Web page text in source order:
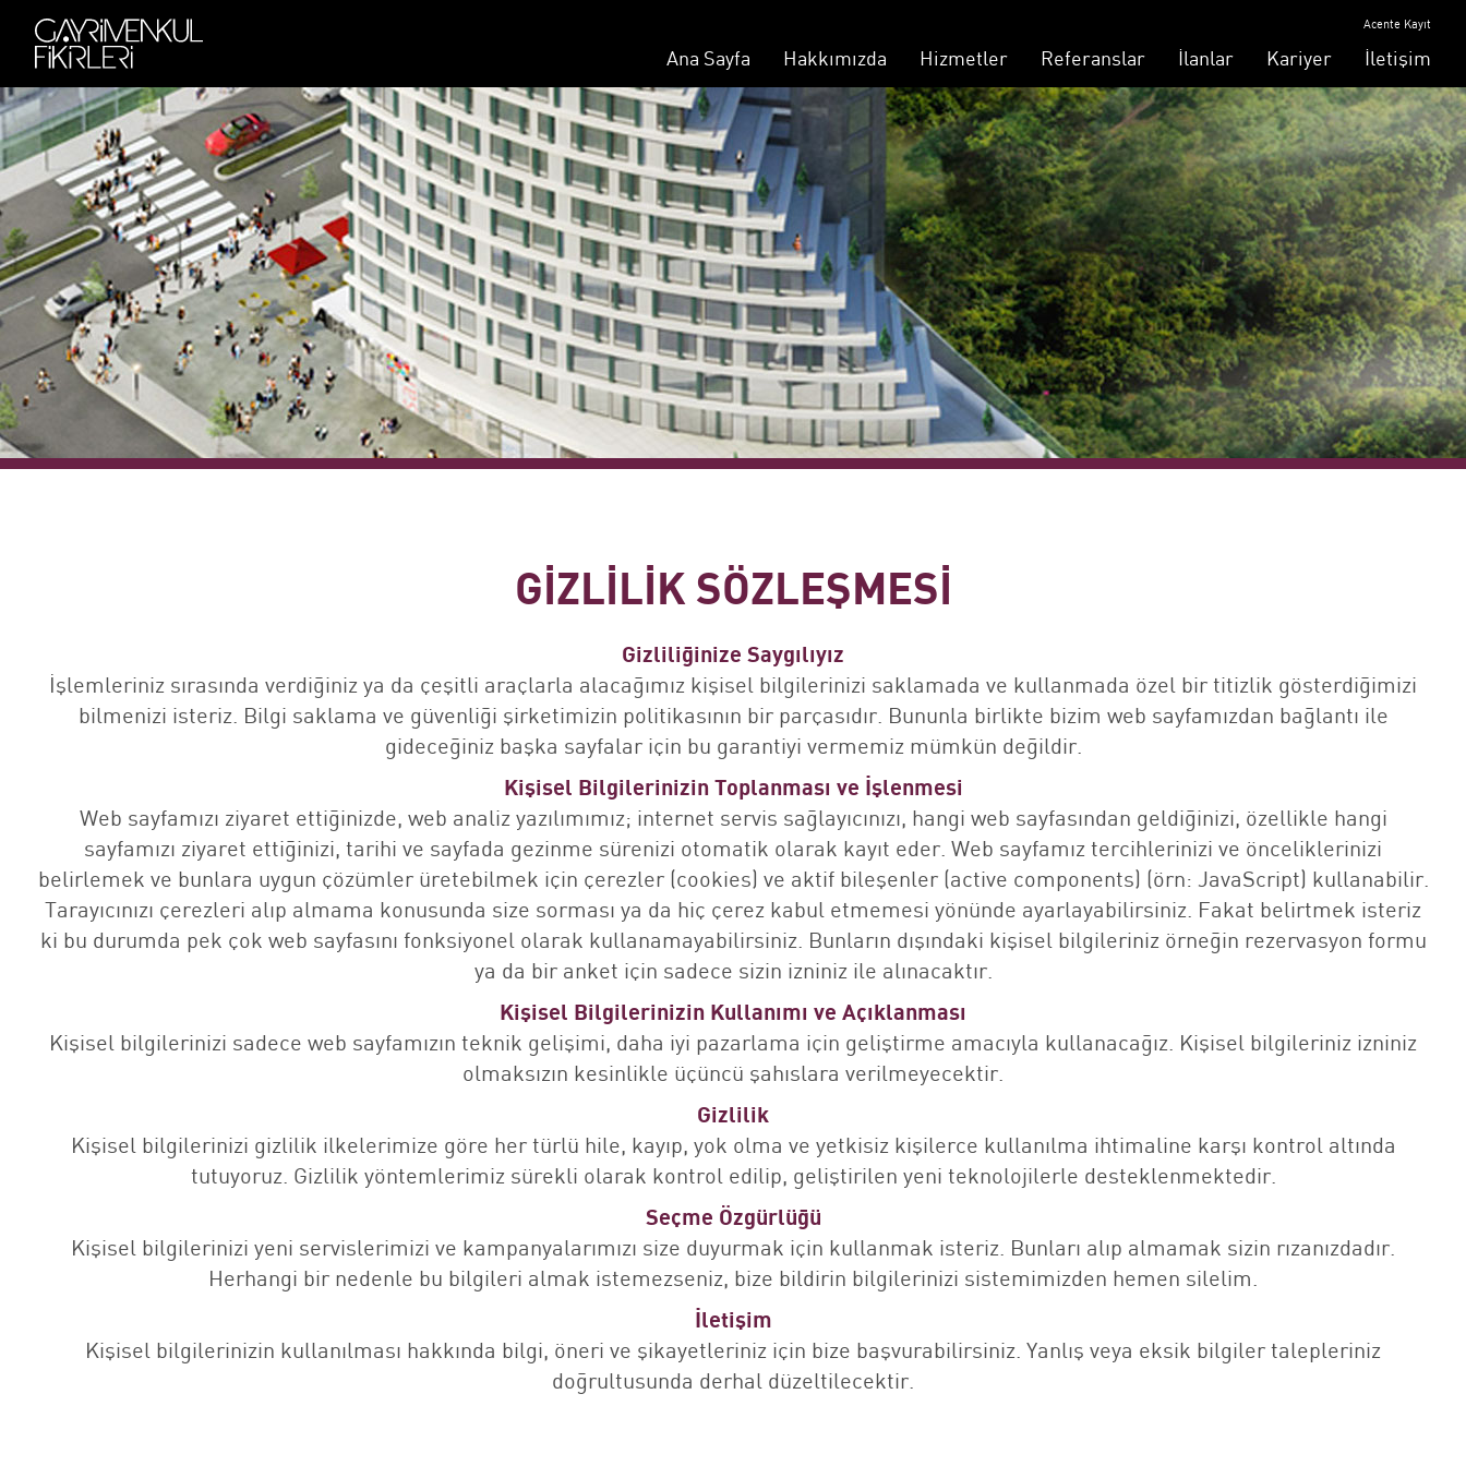
Acente Kayıt
Ana Sayfa Hakkımızda Hizmetler Referanslar İlanlar Kariyer İletişim
GİZLİLİK SÖZLEŞMESİ
Gizliliğinize Saygılıyız
İşlemleriniz sırasında verdiğiniz ya da çeşitli araçlarla alacağımız kişisel bilgilerinizi saklamada ve kullanmada özel bir titizlik gösterdiğimizi
bilmenizi isteriz. Bilgi saklama ve güvenliği şirketimizin politikasının bir parçasıdır. Bununla birlikte bizim web sayfamızdan bağlantı ile
gideceğiniz başka sayfalar için bu garantiyi vermemiz mümkün değildir.
Kişisel Bilgilerinizin Toplanması ve İşlenmesi
Web sayfamızı ziyaret ettiğinizde, web analiz yazılımımız; internet servis sağlayıcınızı, hangi web sayfasından geldiğinizi, özellikle hangi
sayfamızı ziyaret ettiğinizi, tarihi ve sayfada gezinme sürenizi otomatik olarak kayıt eder. Web sayfamız tercihlerinizi ve önceliklerinizi
belirlemek ve bunlara uygun çözümler üretebilmek için çerezler (cookies) ve aktif bileşenler (active components) (örn: JavaScript) kullanabilir.
Tarayıcınızı çerezleri alıp almama konusunda size sorması ya da hiç çerez kabul etmemesi yönünde ayarlayabilirsiniz. Fakat belirtmek isteriz
ki bu durumda pek çok web sayfasını fonksiyonel olarak kullanamayabilirsiniz. Bunların dışındaki kişisel bilgileriniz örneğin rezervasyon formu
ya da bir anket için sadece sizin izniniz ile alınacaktır.
Kişisel Bilgilerinizin Kullanımı ve Açıklanması
Kişisel bilgilerinizi sadece web sayfamızın teknik gelişimi, daha iyi pazarlama için geliştirme amacıyla kullanacağız. Kişisel bilgileriniz izniniz
olmaksızın kesinlikle üçüncü şahıslara verilmeyecektir.
Gizlilik
Kişisel bilgilerinizi gizlilik ilkelerimize göre her türlü hile, kayıp, yok olma ve yetkisiz kişilerce kullanılma ihtimaline karşı kontrol altında
tutuyoruz. Gizlilik yöntemlerimiz sürekli olarak kontrol edilip, geliştirilen yeni teknolojilerle desteklenmektedir.
Seçme Özgürlüğü
Kişisel bilgilerinizi yeni servislerimizi ve kampanyalarımızı size duyurmak için kullanmak isteriz. Bunları alıp almamak sizin rızanızdadır.
Herhangi bir nedenle bu bilgileri almak istemezseniz, bize bildirin bilgilerinizi sistemimizden hemen silelim.
İletişim
Kişisel bilgilerinizin kullanılması hakkında bilgi, öneri ve şikayetleriniz için bize başvurabilirsiniz. Yanlış veya eksik bilgiler talepleriniz
doğrultusunda derhal düzeltilecektir.